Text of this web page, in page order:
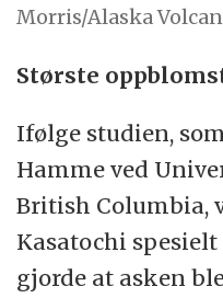
Morris/Alaska
Største
Ifølge studien,
Hamme ved
British Columbia,
Kasatochi
gjorde at asken